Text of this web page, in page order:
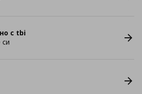
с tbi
си